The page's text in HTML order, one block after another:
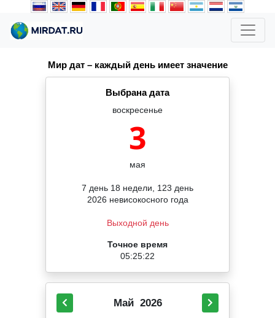
Мир дат – каждый день имеет значение
Выбрана дата
воскресенье
3
мая
7 день 18 недели, 123 день
2026 невисокосного года
Выходной день
Точное время
05:25:22
Май 2026